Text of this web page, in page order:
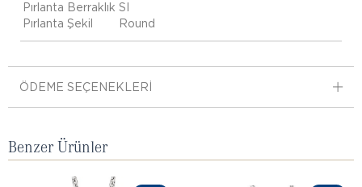
Pırlanta Berraklık SI
Pırlanta Şekil
Round
ÖDEME SEÇENEKLERI
Benzer Ürünler